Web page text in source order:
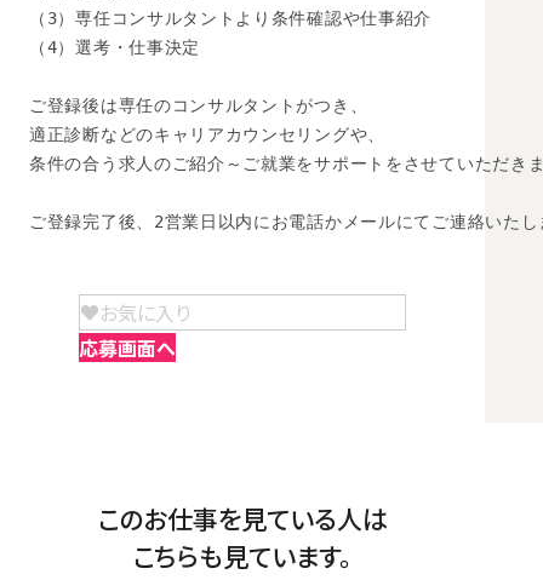
（3）専任コンサルタントより条件確認や仕事紹介
（4）選考・仕事決定
ご登録後は専任のコンサルタントがつき、
適正診断などのキャリアカウンセリングや、
条件の合う求人のご紹介～ご就業をサポートをさせていただき
ご登録完了後、2営業日以内にお電話かメールにてご連絡いたし
お気に入り
応募画面へ
このお仕事を見ている人は
こちらも見ています。